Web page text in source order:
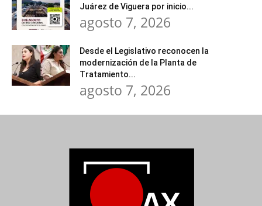
Juárez de Viguera por inicio...
agosto 7, 2026
Desde el Legislativo reconocen la
modernización de la Planta de
Tratamiento...
agosto 7, 2026